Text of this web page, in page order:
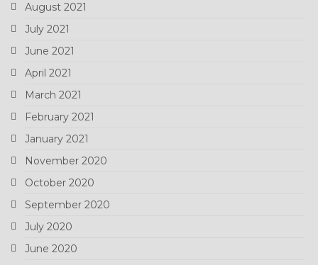
August 2021
July 2021
June 2021
April 2021
March 2021
February 2021
January 2021
November 2020
October 2020
September 2020
July 2020
June 2020